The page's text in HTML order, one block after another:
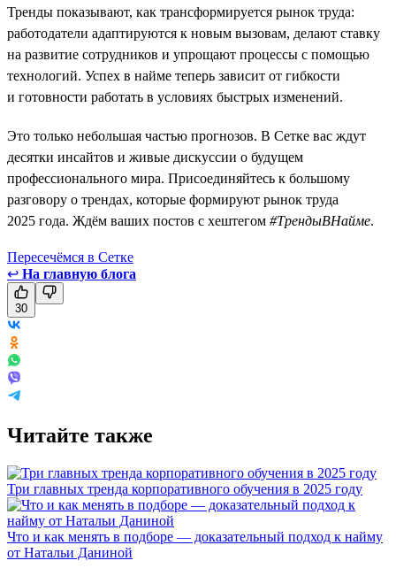
Тренды показывают, как трансформируется рынок труда:
работодатели адаптируются к новым вызовам, делают ставку
на развитие сотрудников и упрощают процессы с помощью
технологий. Успех в найме теперь зависит от гибкости
и готовности работать в условиях быстрых изменений.
Это только небольшая частью прогнозов. В Сетке вас ждут
десятки инсайтов и живые дискуссии о будущем
профессионального мира. Присоединяйтесь к большому
разговору о трендах, которые формируют рынок труда
2025 года. Ждём ваших постов с хештегом #ТрендыВНайме.
Пересечёмся в Сетке
↩ На главную блога
30
Читайте также
Три главных тренда корпоративного обучения в 2025 году
Что и как менять в подборе — доказательный подход к найму
от Натальи Даниной